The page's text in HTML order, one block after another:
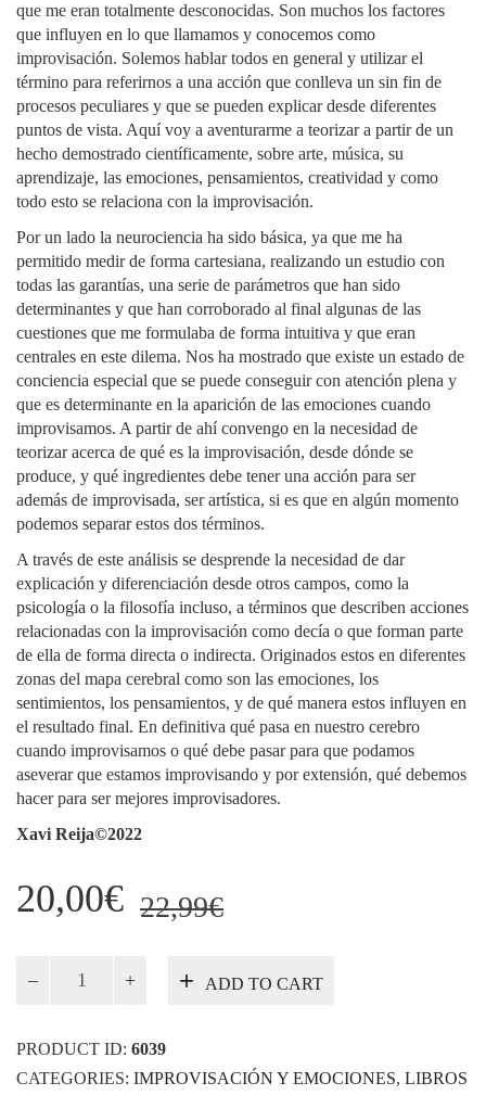
que me eran totalmente desconocidas. Son muchos los factores
que influyen en lo que llamamos y conocemos como
improvisación. Solemos hablar todos en general y utilizar el
término para referirnos a una acción que conlleva un sin fin de
procesos peculiares y que se pueden explicar desde diferentes
puntos de vista. Aquí voy a aventurarme a teorizar a partir de un
hecho demostrado científicamente, sobre arte, música, su
aprendizaje, las emociones, pensamientos, creatividad y como
todo esto se relaciona con la improvisación.
Por un lado la neurociencia ha sido básica, ya que me ha
permitido medir de forma cartesiana, realizando un estudio con
todas las garantías, una serie de parámetros que han sido
determinantes y que han corroborado al final algunas de las
cuestiones que me formulaba de forma intuitiva y que eran
centrales en este dilema. Nos ha mostrado que existe un estado de
conciencia especial que se puede conseguir con atención plena y
que es determinante en la aparición de las emociones cuando
improvisamos. A partir de ahí convengo en la necesidad de
teorizar acerca de qué es la improvisación, desde dónde se
produce, y qué ingredientes debe tener una acción para ser
además de improvisada, ser artística, si es que en algún momento
podemos separar estos dos términos.
A través de este análisis se desprende la necesidad de dar
explicación y diferenciación desde otros campos, como la
psicología o la filosofía incluso, a términos que describen acciones
relacionadas con la improvisación como decía o que forman parte
de ella de forma directa o indirecta. Originados estos en diferentes
zonas del mapa cerebral como son las emociones, los
sentimientos, los pensamientos, y de qué manera estos influyen en
el resultado final. En definitiva qué pasa en nuestro cerebro
cuando improvisamos o qué debe pasar para que podamos
aseverar que estamos improvisando y por extensión, qué debemos
hacer para ser mejores improvisadores.
Xavi Reija©2022
22,99€Original
was:
20,00€
Current
is:
ADD TO CART
PRODUCT ID: 6039
CATEGORIES: IMPROVISACIÓN Y EMOCIONES, LIBROS